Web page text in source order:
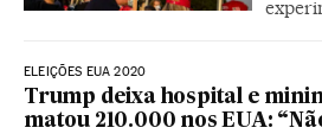
ELEIÇÕES EUA 2020
Trump deixa hospital e
matou 210.000 nos EUA: